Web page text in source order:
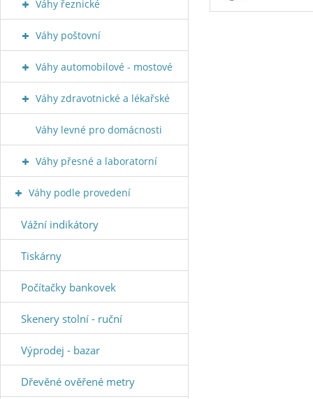
Váhy řeznické
Váhy poštovní
Váhy automobilové - mostové
Váhy zdravotnické a lékařské
Váhy levné pro domácnosti
Váhy přesné a laboratorní
Váhy podle provedení
Vážní indikátory
Tiskárny
Počítačky bankovek
Skenery stolní - ruční
Výprodej - bazar
Dřevěné ověřené metry